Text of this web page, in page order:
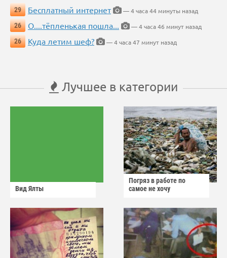
29
Бесплатный интернет
— 4 часа 44 минуты назад
26
О....тёпленькая пошла...
— 4 часа 46 минут назад
26
Куда летим шеф? — 4 часа 47 минут назад
Лучшее в категории
Вид Ялты
Погряз в работе по
самое не хочу